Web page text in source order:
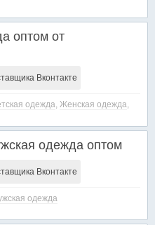
оптом от
Вконтакте
одежда, Женская одежда,
одежда оптом
Вконтакте
одежда